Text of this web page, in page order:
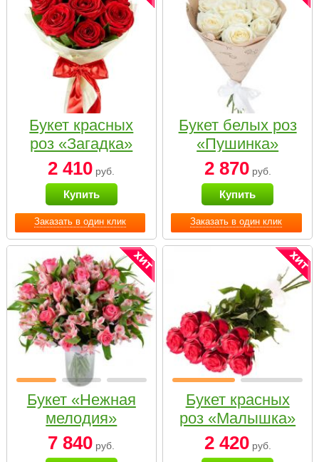
Заказать в один клик
Букет красных
роз «Загадка»
2 410 руб.
Купить
Заказать в один клик
Букет белых роз
«Пушинка»
2 870руб.
Купить
Букет «Нежная
мелодия»
7 840 руб.
Букет красных
роз «Малышка»
2 420руб.